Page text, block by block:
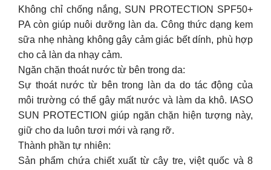
Không chỉ chống nắng, SUN PROTECTION SPF50+
PA còn giúp nuôi dưỡng làn da. Công thức dạng kem
sữa nhẹ nhàng không gây cảm giác bết dính, phù hợp
cho cả làn da nhạy cảm.
Ngăn chặn thoát nước từ bên trong da:
Sự thoát nước từ bên trong làn da do tác động của
môi trường có thể gây mất nước và làm da khô. IASO
SUN PROTECTION giúp ngăn chặn hiện tượng này,
giữ cho da luôn tươi mới và rạng rỡ.
Thành phần tự nhiên:
Sản phẩm chứa chiết xuất từ cây tre, việt quốc và 8